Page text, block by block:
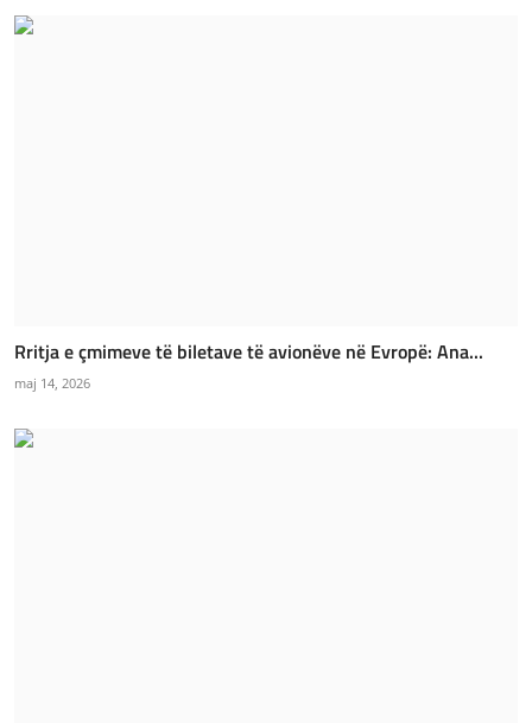
Rritja e çmimeve të biletave të avionëve në Evropë: Ana...
maj 14, 2026